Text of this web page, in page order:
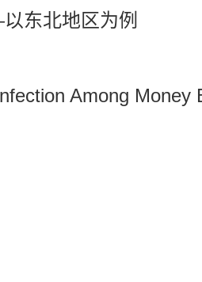
东北地区为例
Among Money